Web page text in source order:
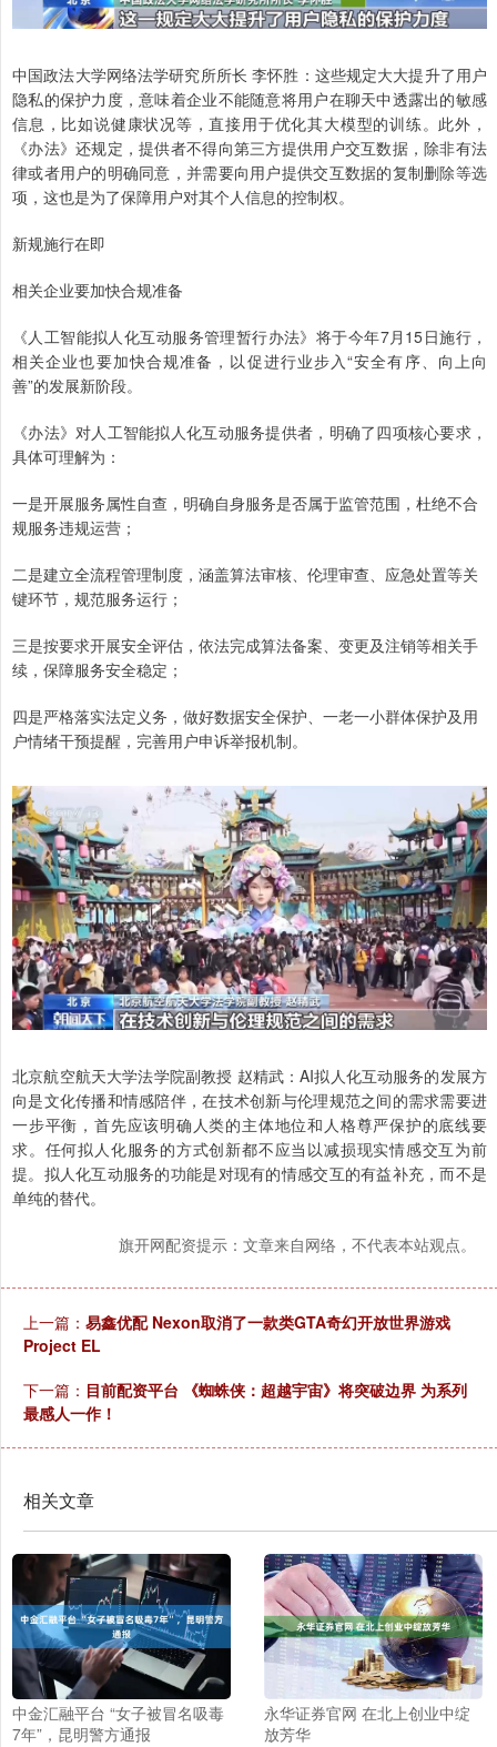
中国政法大学网络法学研究所所长 李怀胜：这些规定大大提升了用户
隐私的保护力度，意味着企业不能随意将用户在聊天中透露出的敏感
信息，比如说健康状况等，直接用于优化其大模型的训练。此外，
《办法》还规定，提供者不得向第三方提供用户交互数据，除非有法
律或者用户的明确同意，并需要向用户提供交互数据的复制删除等选
项，这也是为了保障用户对其个人信息的控制权。
新规施行在即
相关企业要加快合规准备
《人工智能拟人化互动服务管理暂行办法》将于今年7月15日施行，
相关企业也要加快合规准备，以促进行业步入“安全有序、向上向
善”的发展新阶段。
《办法》对人工智能拟人化互动服务提供者，明确了四项核心要求，
具体可理解为：
一是开展服务属性自查，明确自身服务是否属于监管范围，杜绝不合
规服务违规运营；
二是建立全流程管理制度，涵盖算法审核、伦理审查、应急处置等关
键环节，规范服务运行；
三是按要求开展安全评估，依法完成算法备案、变更及注销等相关手
续，保障服务安全稳定；
四是严格落实法定义务，做好数据安全保护、一老一小群体保护及用
户情绪干预提醒，完善用户申诉举报机制。
北京航空航天大学法学院副教授 赵精武：AI拟人化互动服务的发展方
向是文化传播和情感陪伴，在技术创新与伦理规范之间的需求需要进
一步平衡，首先应该明确人类的主体地位和人格尊严保护的底线要
求。任何拟人化服务的方式创新都不应当以减损现实情感交互为前
提。拟人化互动服务的功能是对现有的情感交互的有益补充，而不是
单纯的替代。
旗开网配资提示：文章来自网络，不代表本站观点。
上一篇： 易鑫优配 Nexon取消了一款类GTA奇幻开放世界游戏
Project EL
下一篇： 目前配资平台 《蜘蛛侠：超越宇宙》将突破边界 为系列
最感人一作！
相关文章
中金汇融平台 “女子被冒名吸毒
7年”，昆明警方通报
永华证券官网 在北上创业中绽
放芳华